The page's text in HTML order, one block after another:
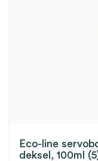
Eco-line
deksel, 100ml